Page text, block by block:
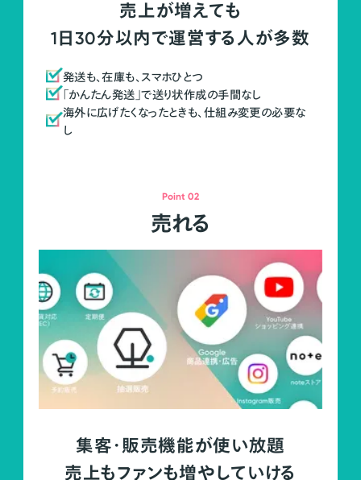
売上が増えても
1日30分以内で運営する人が多数
発送も、在庫も、スマホひとつ
「かんたん発送」で送り状作成の手間なし
海外に広げたくなったときも、仕組み変更の必要な
し
Point 02
売れる
集客・販売機能が使い放題
売上もファンも増やしていける